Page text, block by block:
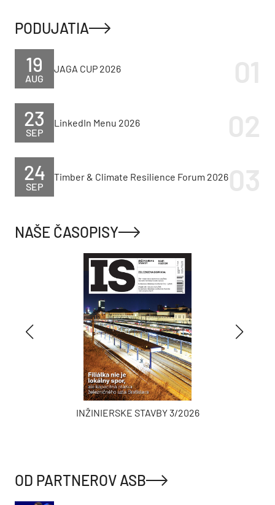
PODUJATIA
AUG
19 JAGA CUP 2026
SEP
23 LinkedIn Menu 2026
SEP
24 Timber & Climate Resilience Forum 2026
NAŠE ČASOPISY
INŽINIERSKE STAVBY 3/2026
OD PARTNEROV ASB